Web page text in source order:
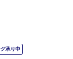
承り中